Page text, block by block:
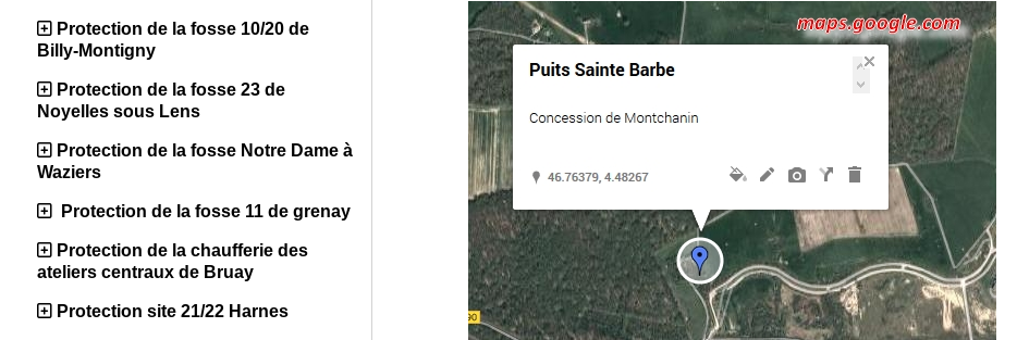
Protection de la fosse 10/20 de
Billy-Montigny
Protection de la fosse 23 de
Noyelles sous Lens
Protection de la fosse Notre Dame à
Waziers
Protection de la fosse 11 de grenay
Protection de la chaufferie des
ateliers centraux de Bruay
Protection site 21/22 Harnes